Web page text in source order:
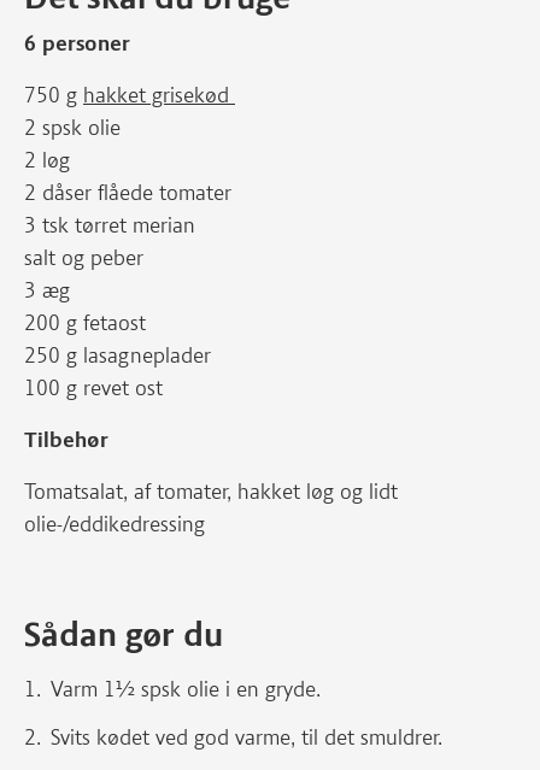
6 personer
750 g hakket grisekød
2 spsk olie
2 løg
2 dåser flåede tomater
3 tsk tørret merian
salt og peber
3 æg
200 g fetaost
250 g lasagneplader
100 g revet ost
Tilbehør
Tomatsalat, af tomater, hakket løg og lidt
olie-/eddikedressing
Sådan gør du
Varm 1½ spsk olie i en gryde.
Svits kødet ved god varme, til det smuldrer.